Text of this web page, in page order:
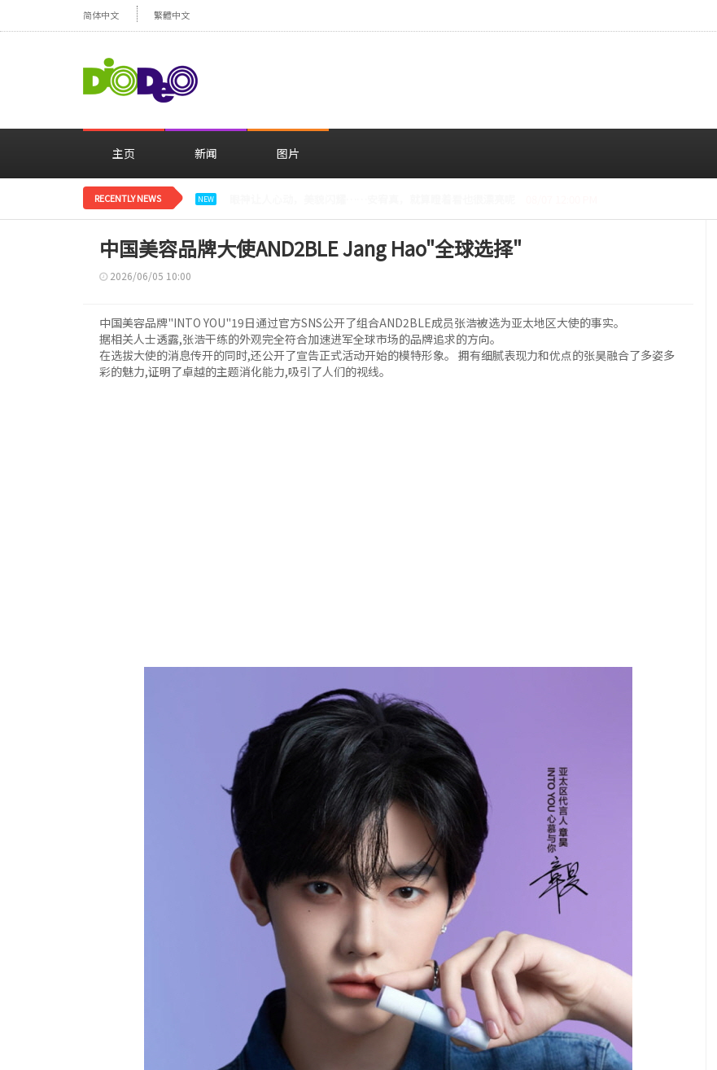
简体中文 繁體中文
主页 新闻 图片
RECENTLY NEWS NEW
中国美容品牌大使AND2BLE Jang Hao"全球选择"
2026/06/05 10:00
中国美容品牌"INTO YOU"19日通过官方SNS公开了组合AND2BLE成员张浩被选为亚太地区大使的事实。
据相关人士透露,张浩干练的外观完全符合加速进军全球市场的品牌追求的方向。
在选拔大使的消息传开的同时,还公开了宣告正式活动开始的模特形象。 拥有细腻表现力和优点的张昊融合了多姿多
彩的魅力,证明了卓越的主题消化能力,吸引了人们的视线。